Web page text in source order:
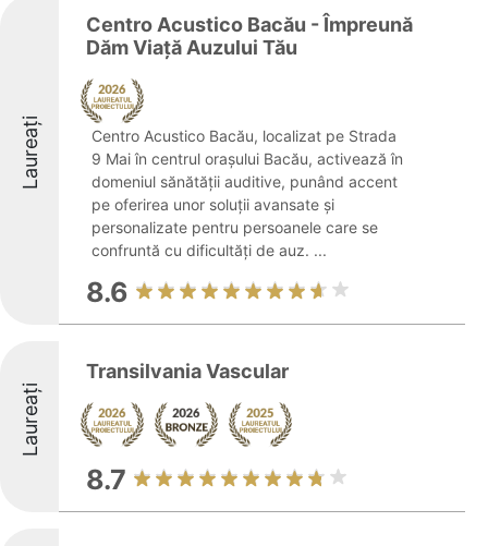
Laureați
Centro Acustico Bacău - Împreună
Dăm Viață Auzului Tău
Centro Acustico Bacău, localizat pe Strada
9 Mai în centrul orașului Bacău, activează în
domeniul sănătății auditive, punând accent
pe oferirea unor soluții avansate și
personalizate pentru persoanele care se
confruntă cu dificultăți de auz. ...
8.6
Laureați
Transilvania Vascular
8.7